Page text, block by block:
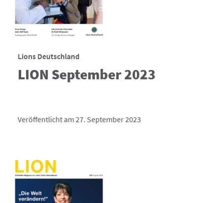
Lions Deutschland
LION September 2023
Veröffentlicht am 27. September 2023